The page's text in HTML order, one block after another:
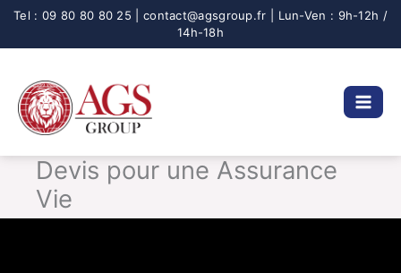
Aller
Devis pour une Assurance
Vie